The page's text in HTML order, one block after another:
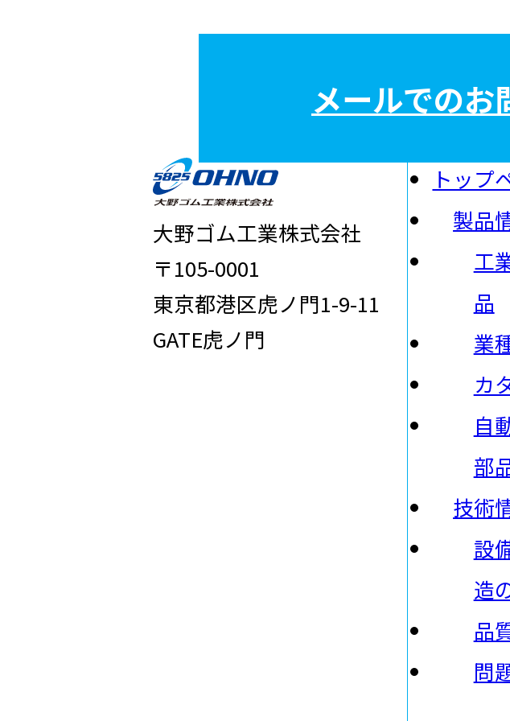
メールでのお
大野ゴム工業株式会社
〒105-0001
東京都港区虎ノ門1-9-11
GATE虎ノ門
トップ
製品
工
品
業
カ
自
部
技術
設
造
品
問